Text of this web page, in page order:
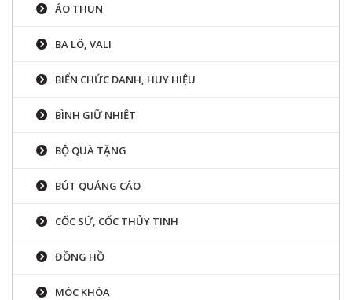
ÁO THUN
BA LÔ, VALI
BIỂN CHỨC DANH, HUY HIỆU
BÌNH GIỮ NHIỆT
BỘ QUÀ TẶNG
BÚT QUẢNG CÁO
CỐC SỨ, CỐC THỦY TINH
ĐỒNG HỒ
MÓC KHÓA